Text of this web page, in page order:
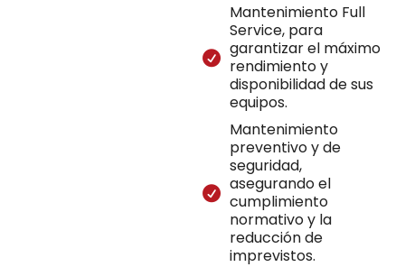
Mantenimiento Full
Service, para
garantizar el máximo
rendimiento y
disponibilidad de sus
equipos.
Mantenimiento
preventivo y de
seguridad,
asegurando el
cumplimiento
normativo y la
reducción de
imprevistos.